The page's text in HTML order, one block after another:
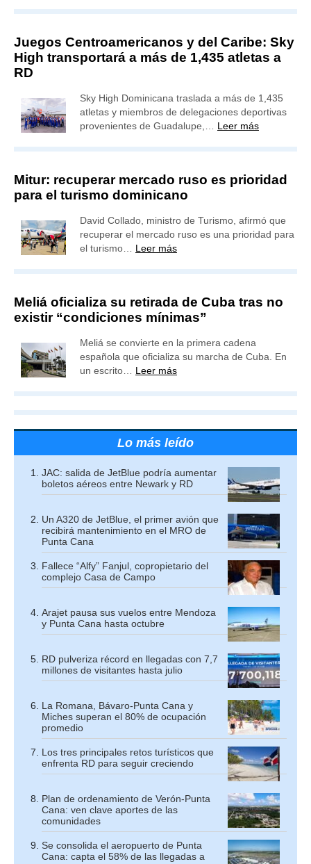
Juegos Centroamericanos y del Caribe: Sky
High transportará a más de 1,435 atletas a
RD
Sky High Dominicana traslada a más de 1,435
atletas y miembros de delegaciones deportivas
provenientes de Guadalupe,… Leer más
Mitur: recuperar mercado ruso es prioridad
para el turismo dominicano
David Collado, ministro de Turismo, afirmó que
recuperar el mercado ruso es una prioridad para
el turismo… Leer más
Meliá oficializa su retirada de Cuba tras no
existir “condiciones mínimas”
Meliá se convierte en la primera cadena
española que oficializa su marcha de Cuba. En
un escrito… Leer más
Lo más leído
JAC: salida de JetBlue podría aumentar
boletos aéreos entre Newark y RD
Un A320 de JetBlue, el primer avión que
recibirá mantenimiento en el MRO de
Punta Cana
Fallece “Alfy” Fanjul, copropietario del
complejo Casa de Campo
Arajet pausa sus vuelos entre Mendoza
y Punta Cana hasta octubre
RD pulveriza récord en llegadas con 7,7
millones de visitantes hasta julio
La Romana, Bávaro-Punta Cana y
Miches superan el 80% de ocupación
promedio
Los tres principales retos turísticos que
enfrenta RD para seguir creciendo
Plan de ordenamiento de Verón-Punta
Cana: ven clave aportes de las
comunidades
Se consolida el aeropuerto de Punta
Cana: capta el 58% de las llegadas a